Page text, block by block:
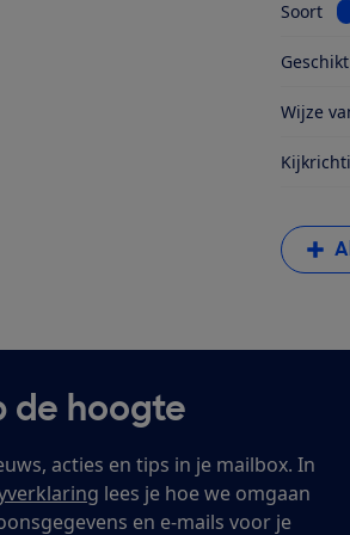
Soort
Wijze
de hoogte
acties en tips in je mailbox. In
lees je hoe we omgaan
en e-mails voor je